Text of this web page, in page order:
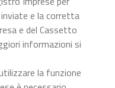
e la corretta
e del Cassetto
informazioni si
la funzione